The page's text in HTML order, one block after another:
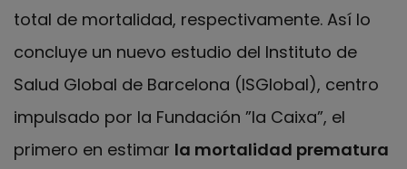
total de mortalidad, respectivamente. Así lo
concluye un nuevo estudio del Instituto de
Salud Global de Barcelona (ISGlobal), centro
impulsado por la Fundación ”la Caixa”, el
primero en estimar la mortalidad prematura